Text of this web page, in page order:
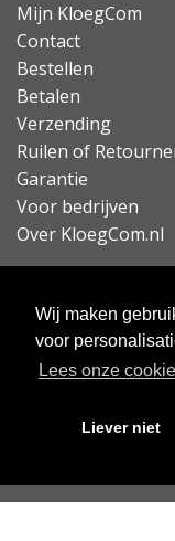
Wij maken
voor
Lees onze
Liever niet
Mijn KloegCom
Contact
Bestellen
Betalen
Verzending
Ruilen of
Garantie
Voor bedrijven
Over KloegCom.nl